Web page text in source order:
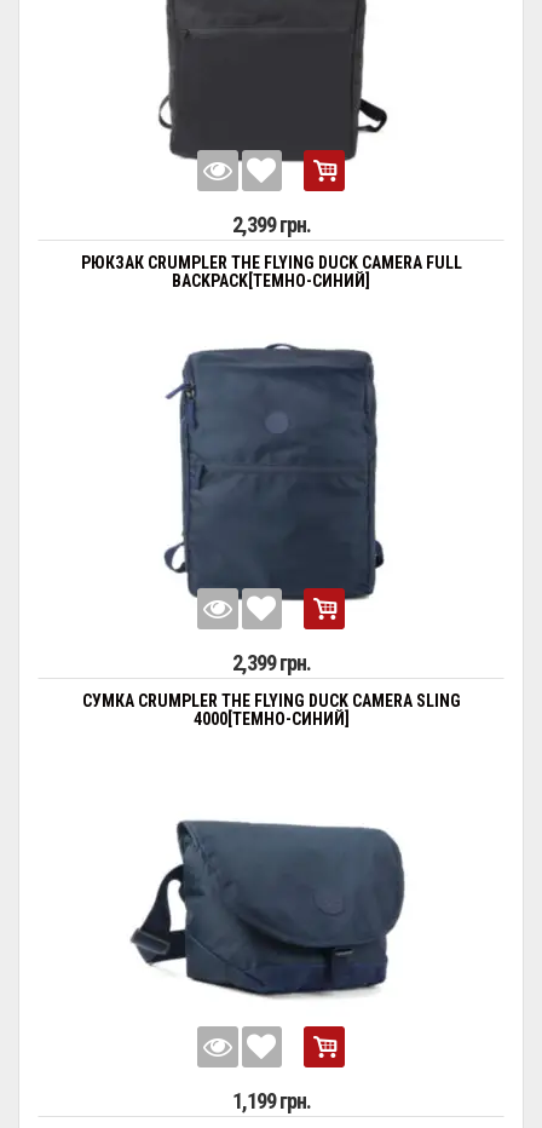
2,399 грн.
РЮКЗАК CRUMPLER THE FLYING DUCK CAMERA FULL
BACKPACK[ТЕМНО-СИНИЙ]
2,399 грн.
СУМКА CRUMPLER THE FLYING DUCK CAMERA SLING
4000[ТЕМНО-СИНИЙ]
1,199 грн.